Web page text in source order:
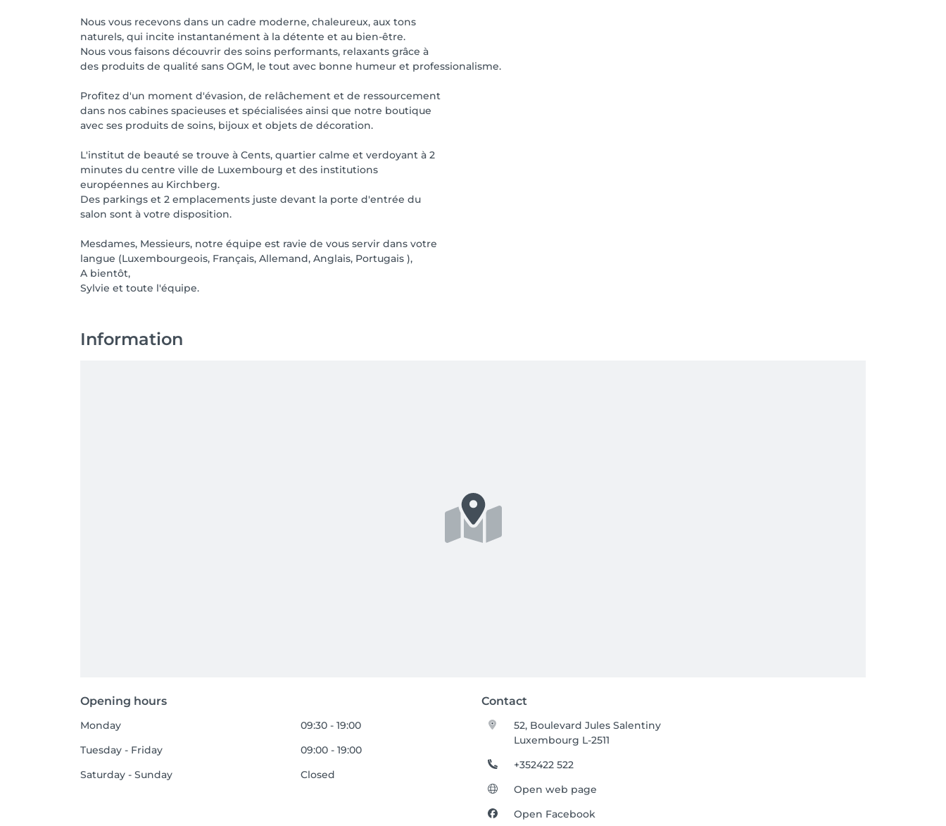
Nous vous recevons dans un cadre moderne, chaleureux, aux tons
naturels, qui incite instantanément à la détente et au bien-être.
Nous vous faisons découvrir des soins performants, relaxants grâce à
des produits de qualité sans OGM, le tout avec bonne humeur et professionalisme.
Profitez d'un moment d'évasion, de relâchement et de ressourcement
dans nos cabines spacieuses et spécialisées ainsi que notre boutique
avec ses produits de soins, bijoux et objets de décoration.
L'institut de beauté se trouve à Cents, quartier calme et verdoyant à 2
minutes du centre ville de Luxembourg et des institutions
européennes au Kirchberg.
Des parkings et 2 emplacements juste devant la porte d'entrée du
salon sont à votre disposition.
Mesdames, Messieurs, notre équipe est ravie de vous servir dans votre
langue (Luxembourgeois, Français, Allemand, Anglais, Portugais ),
A bientôt,
Sylvie et toute l'équipe.
Information
Opening hours Contact
Monday
09:30 - 19:00
Tuesday - Friday
09:00 - 19:00
Saturday - Sunday
Closed
52, Boulevard Jules Salentiny
Luxembourg L-2511
+352422 522
Open web page
Open Facebook